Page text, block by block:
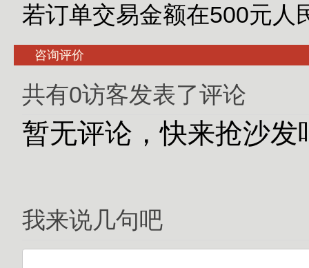
若订单交易金额在500元人
咨询评价
共有0访客发表了评论
暂无评论，快来抢沙发
我来说几句吧